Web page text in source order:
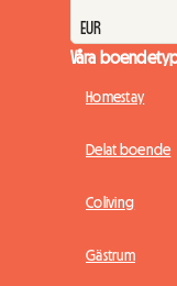
Våra
Homestay
Delat boende
Coliving
Gästrum